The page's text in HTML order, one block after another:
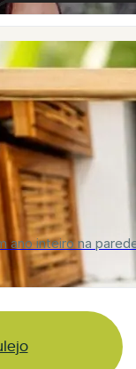
ano inteiro na